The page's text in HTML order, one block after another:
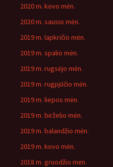
2020 m. kovo mėn.
2020 m. sausio mėn.
2019 m. lapkričio mėn.
2019 m. spalio mėn.
2019 m. rugsėjo mėn.
2019 m. rugpjūčio mėn.
2019 m. liepos mėn.
2019 m. birželio mėn.
2019 m. balandžio mėn.
2019 m. kovo mėn.
2018 m. gruodžio mėn.